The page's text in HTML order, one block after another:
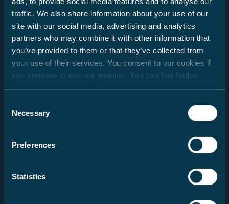
traffic. We also share information about your use of our
site with our social media, advertising and analytics
partners who may combine it with other information that
you’ve provided to them or that they’ve collected from
your use of their services. You consent to our cookies if
you continue to use our website. You can find further
Selection
Necessary
Preferences
Statistics
Previous
58.627,00 €